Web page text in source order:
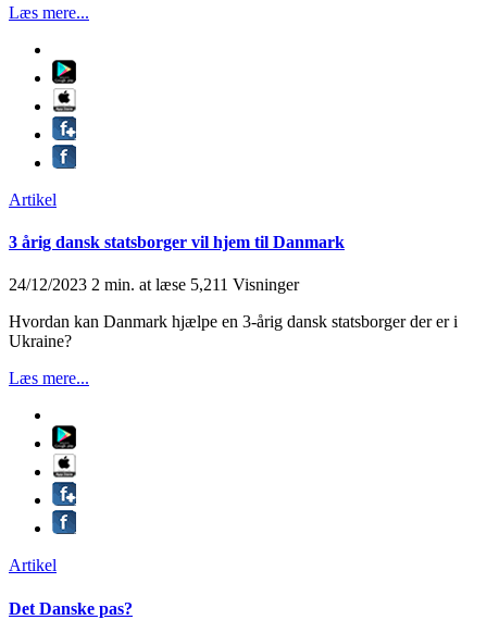
Læs mere...
Artikel
3 årig dansk statsborger vil hjem til Danmark
24/12/2023 2 min. at læse 5,211 Visninger
Hvordan kan Danmark hjælpe en 3-årig dansk statsborger der er i
Ukraine?
Læs mere...
Artikel
Det Danske pas?